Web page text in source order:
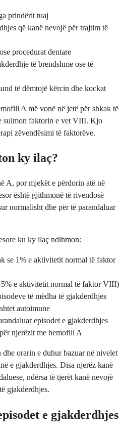
prindërit tuaj
që kanë nevojë për trajtim të
procedurat dentare
të brendshme ose të
të dëmtojë kërcin dhe kockat
A më vonë në jetë për shkak të
sulmon faktorin e vet VIII. Kjo
zëvendësimi të faktorëve.
ky ilaç?
A, por mjekët e përdorin atë në
është gjithmonë të rivendosë
normalisht dhe për të parandaluar
ku ky ilaç ndihmon:
se 1% e aktivitetit normal të faktor
e aktivitetit normal të faktor VIII)
të mëdha të gjakderdhjes
autoimune
episodet e gjakderdhjes
njerëzit me hemofili A
orarin e duhur bazuar në nivelet
e gjakderdhjes. Disa njerëz kanë
ndërsa të tjerët kanë nevojë
gjakderdhjes.
e gjakderdhjes